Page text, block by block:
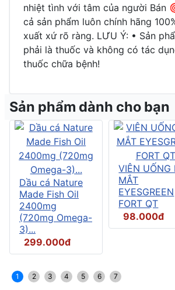
nhiệt tình với tâm của người Bán
cả sản phẩm luôn chính hãng
xuất xứ rõ ràng. LƯU Ý: • Sản
phải là thuốc và không có tác
thuốc chữa bệnh!
Sản phẩm dành cho bạn
Dầu cá Nature
Made Fish Oil
2400mg
(720mg Omega-
3)...
299.000đ
VIÊN UỐNG
MẮT
EYESGREEN
FORT QT
98.000đ
1 2 3 4 5 6 7